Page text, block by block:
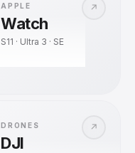
↗
APPLE
Watch
S11 · Ultra 3 · SE
↗
DRONES
DJI